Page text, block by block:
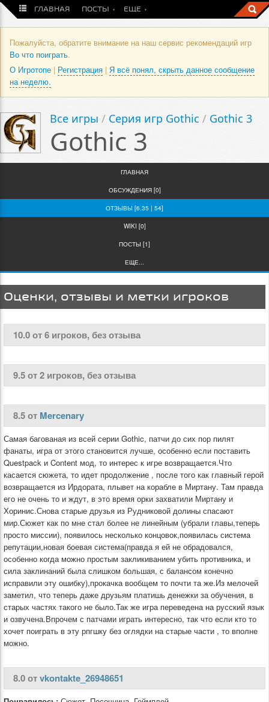
ГЛАВНАЯ ПОСТЫ ЕЩЕ
Пожалуйста, обратите внимание на наш сервис рекомендаций игр
Во что поиграть.
О Игротопе | Регистрация | Я всё понял, скрыть данное сообщение
на неделю.
Все игры / Серия игр Gothic / Gothic 3
Gothic 3
ГЛАВНАЯ
ОБСУЖДЕНИЯ [0]
ОТЗЫВЫ [6.35 | 54]
WIKI [0]
ПОСТЫ [1]
ЕЩЕ...
Оценки, отзывы и метки игроков
10.0 от 6 игроков, без отзыва
9.5 от 2 игроков, без отзыва
8.5 от Mercenary
Самая багованая из всей серии Gothic, патчи до сих пор пилят
фанаты, игра от этого становится лучше, особенно если поставить
Questpack и Content мод, то интерес к игре возвращается.Что
касается сюжета, то идет продолжение , после того как главный герой
возвращается из Ирдората, плывет на корабле в Миртану. Там правда
его не очень то и ждут, в это время орки захватили Миртану и
Хоринис.Снова старые друзья из Рудниковой долины спасают
мир.Сюжет как по мне стал более не линейным (убрали главы,теперь
просто миссии), появилось несколько концовок,появилась система
репутации,новая боевая система(правда я ей не обрадовался,
особенно когда можно простым закликиванием убить противника, и
сила заклинаний была слишком большая, с балансом конечно
исправили эту ошибку),прокачка вообщем то почти та же.Из мелочей
заметил, что теперь даже друзьям платишь денежки за обучения, в
старых частях такого не было.Так же игра переведена на русский язык
и озвучена.Впрочем с патчами играть интересно, так что если кто то
хочет поиграть в эту рпгшку без оглядки на старые части , то вполне
можно.
8.0 отvkontakte_26948651